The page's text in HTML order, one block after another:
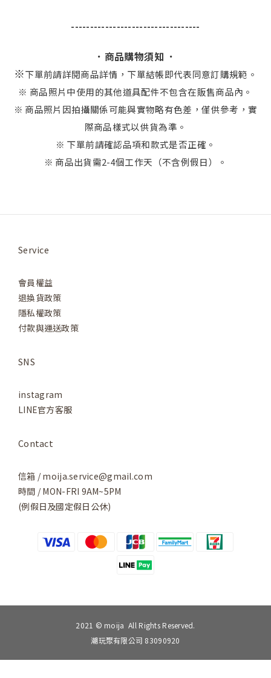
----------------------------------
．商品購物須知 ．
※下單前請詳閱商品詳情，下單結帳即代表同意訂購規範。
※ 商品照片中使用的其他道具配件不包含在販售商品內。
※ 商品照片因拍攝關係可能與實物略有色差，僅供參考，實
際商品樣式以供貨為準。
※ 下單前請確認品項和款式是否正確。
※ 商品出貨需2-4個工作天（不含例假日）。
Service
會員權益
退換貨政策
隱私權政策
付款與運送政策
SNS
instagram
LINE官方客服
Contact
信箱 / moija.service@gmail.com
時間 / MON-FRI 9AM~5PM
(例假日及國定假日公休)
2021 © moija All Rights Reserved.
潮玩聚有限公司 83090920